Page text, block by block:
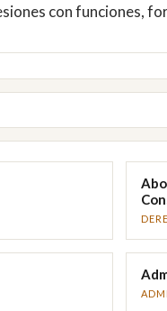
con funciones,